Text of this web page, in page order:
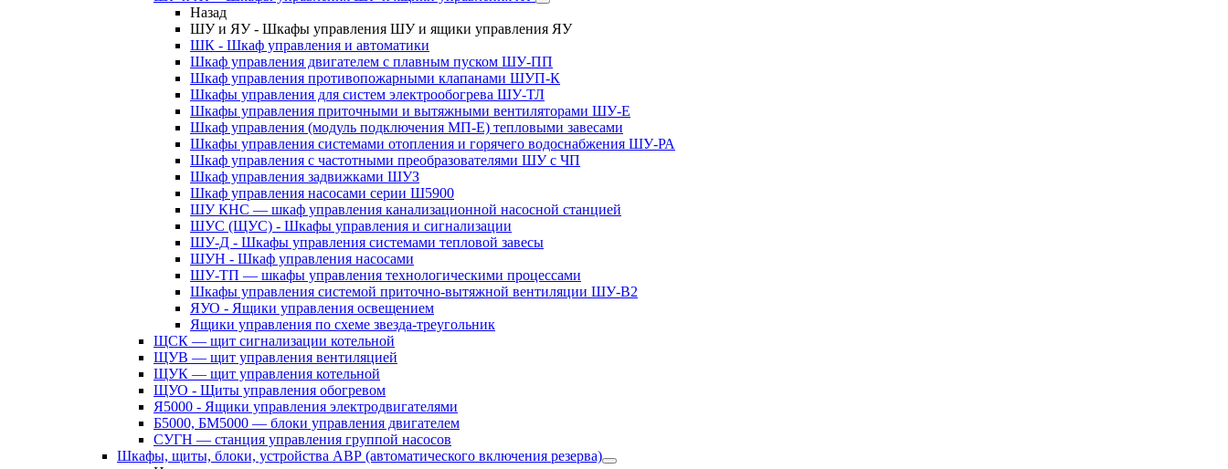
Назад
ШУ и ЯУ - Шкафы управления ШУ и ящики управления ЯУ
ШК - Шкаф управления и автоматики
Шкаф управления двигателем с плавным пуском ШУ-ПП
Шкаф управления противопожарными клапанами ШУП-К
Шкафы управления для систем электрообогрева ШУ-ТЛ
Шкафы управления приточными и вытяжными вентиляторами ШУ-Е
Шкаф управления (модуль подключения МП-Е) тепловыми завесами
Шкафы управления системами отопления и горячего водоснабжения ШУ-РА
Шкаф управления с частотными преобразователями ШУ с ЧП
Шкаф управления задвижками ШУЗ
Шкаф управления насосами серии Ш5900
ШУ КНС — шкаф управления канализационной насосной станцией
ШУС (ЩУС) - Шкафы управления и сигнализации
ШУ-Д - Шкафы управления системами тепловой завесы
ШУН - Шкаф управления насосами
ШУ-ТП — шкафы управления технологическими процессами
Шкафы управления системой приточно-вытяжной вентиляции ШУ-В2
ЯУО - Ящики управления освещением
Ящики управления по схеме звезда-треугольник
ЩСК — щит сигнализации котельной
ЩУВ — щит управления вентиляцией
ЩУК — щит управления котельной
ЩУО - Щиты управления обогревом
Я5000 - Ящики управления электродвигателями
Б5000, БМ5000 — блоки управления двигателем
СУГН — станция управления группой насосов
Шкафы, щиты, блоки, устройства АВР (автоматического включения резерва)